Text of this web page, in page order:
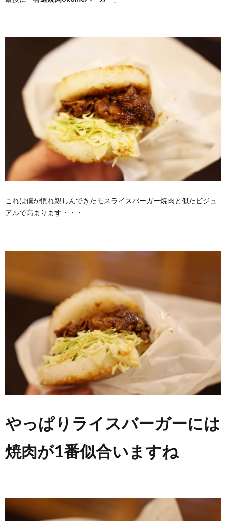
これは僕が慣れ親しんできたモスライスバーガー焼肉と似たビジュ
アルで高まります・・・
やっぱりライスバーガーには
焼肉が1番似合いますね